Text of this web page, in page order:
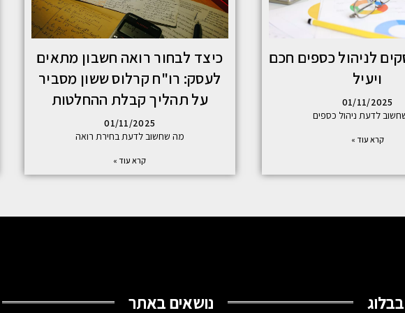
לניהול כספים חכם
ויעיל
01/11/2025
לדעת ניהול כספים
קרא עוד »
כיצד לבחור רואה חשבון מתאים
לעסק: רו"ח קרלוס ששון מסביר
על תהליך קבלת ההחלטות
01/11/2025
מה שחשוב לדעת בחירת רואה
קרא עוד »
נושאים באתר